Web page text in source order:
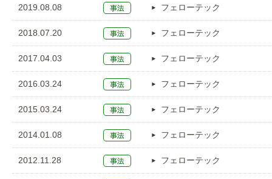
2019.08.08 フェローテック
2018.07.20 フェローテック
2017.04.03 フェローテック
2016.03.24 フェローテック
2015.03.24 フェローテック
2014.01.08 フェローテック
2012.11.28 フェローテック